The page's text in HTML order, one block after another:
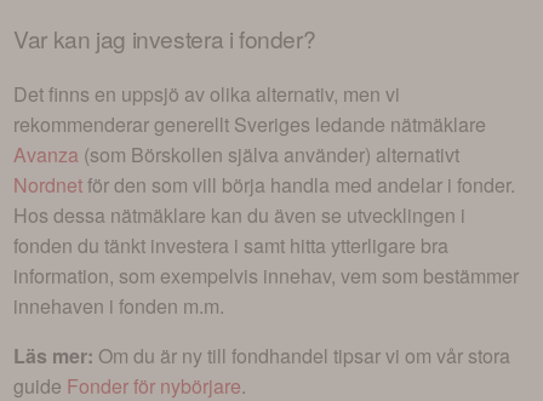
Var kan jag investera ifonder?
Det finns en uppsjö av olika alternativ, men vi
rekommenderar generellt Sveriges ledande nätmäklare
Avanza (som Börskollen själva använder) alternativt
Nordnetför den som vill börja handla med andelar ifonder.
Hos dessa nätmäklare kan du även se utvecklingen i
fonden du tänkt investera i samt hitta ytterligare bra
information, som exempelvis innehav, vem som bestämmer
innehaven i fonden m.m.
Läs mer: Om du är ny till fondhandel tipsar vi om vår stora
guide Fonder för nybörjare.